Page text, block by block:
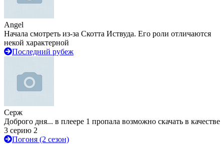
Angel
Начала смотреть из-за Скотта Иствуда. Его роли отличаются
некой характерной
Последний рубеж
Серж
Доброго дня... в плеере 1 пропала возможно скачать в качестве
3 серию 2
Погоня (2 сезон)